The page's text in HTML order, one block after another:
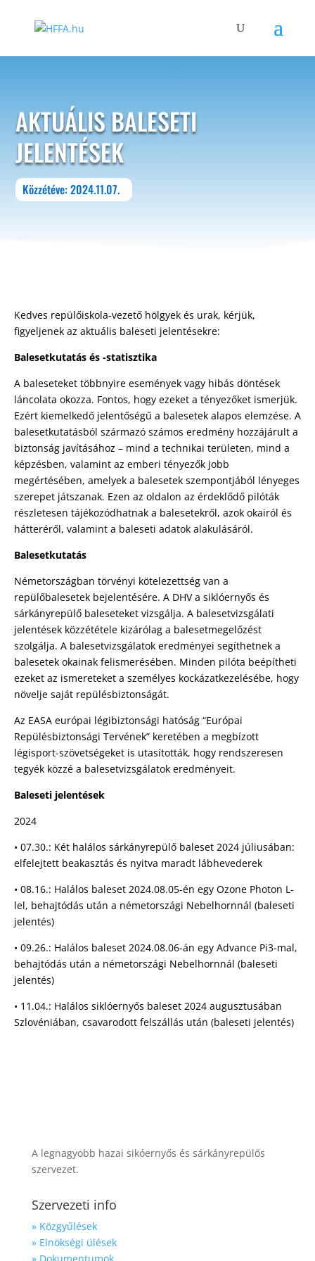
AKTUÁLIS BALESETI
JELENTÉSEK
Közzétéve: 2024.11.07.
Kedves repülőiskola-vezető hölgyek és urak, kérjük,
figyeljenek az aktuális baleseti jelentésekre:
Balesetkutatás és -statisztika
A baleseteket többnyire események vagy hibás döntések
láncolata okozza. Fontos, hogy ezeket a tényezőket ismerjük.
Ezért kiemelkedő jelentőségű a balesetek alapos elemzése. A
balesetkutatásból származó számos eredmény hozzájárult a
biztonság javításához – mind a technikai területen, mind a
képzésben, valamint az emberi tényezők jobb
megértésében, amelyek a balesetek szempontjából lényeges
szerepet játszanak. Ezen az oldalon az érdeklődő pilóták
részletesen tájékozódhatnak a balesetekről, azok okairól és
hátteréről, valamint a baleseti adatok alakulásáról.
Balesetkutatás
Németországban törvényi kötelezettség van a
repülőbalesetek bejelentésére. A DHV a siklóernyős és
sárkányrepülő baleseteket vizsgálja. A balesetvizsgálati
jelentések közzététele kizárólag a balesetmegelőzést
szolgálja. A balesetvizsgálatok eredményei segíthetnek a
balesetek okainak felismerésében. Minden pilóta beépítheti
ezeket az ismereteket a személyes kockázatkezelésébe, hogy
növelje saját repülésbiztonságát.
Az EASA európai légibiztonsági hatóság “Európai
Repülésbiztonsági Tervének” keretében a megbízott
légisport-szövetségeket is utasították, hogy rendszeresen
tegyék közzé a balesetvizsgálatok eredményeit.
Baleseti jelentések
2024
• 07.30.: Két halálos sárkányrepülő baleset 2024 júliusában:
elfelejtett beakasztás és nyitva maradt lábhevederek
• 08.16.: Halálos baleset 2024.08.05-én egy Ozone Photon L-
lel, behajtódás után a németországi Nebelhornnál (baleseti
jelentés)
• 09.26.: Halálos baleset 2024.08.06-án egy Advance Pi3-mal,
behajtódás után a németországi Nebelhornnál (baleseti
jelentés)
• 11.04.: Halálos siklóernyős baleset 2024 augusztusában
Szlovéniában, csavarodott felszállás után (baleseti jelentés)
A legnagyobb hazai sikóernyős és sárkányrepülős
szervezet.
Szervezeti info
» Közgyűlések
» Elnökségi ülések